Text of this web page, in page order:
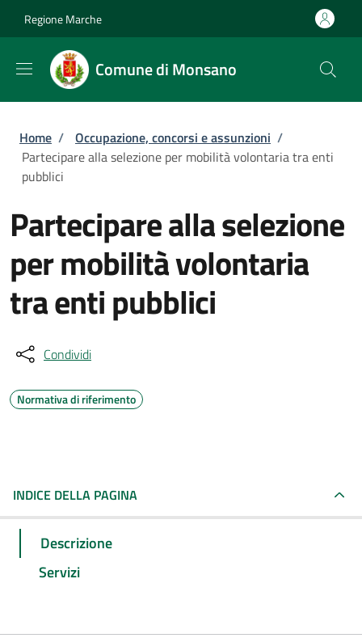
Regione Marche
Comune di Monsano
Briciole di pane
Home / Occupazione, concorsi e assunzioni /
Partecipare alla selezione per mobilità volontaria tra enti
pubblici
Partecipare alla selezione
per mobilità volontaria
tra enti pubblici
Condividi
Normativa di riferimento
INDICE DELLA PAGINA
Descrizione
Servizi